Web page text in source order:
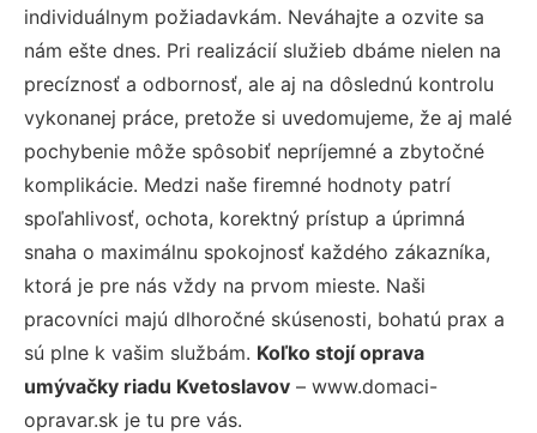
individuálnym požiadavkám. Neváhajte a ozvite sa
nám ešte dnes. Pri realizácií služieb dbáme nielen na
precíznosť a odbornosť, ale aj na dôslednú kontrolu
vykonanej práce, pretože si uvedomujeme, že aj malé
pochybenie môže spôsobiť nepríjemné a zbytočné
komplikácie. Medzi naše firemné hodnoty patrí
spoľahlivosť, ochota, korektný prístup a úprimná
snaha o maximálnu spokojnosť každého zákazníka,
ktorá je pre nás vždy na prvom mieste. Naši
pracovníci majú dlhoročné skúsenosti, bohatú prax a
sú plne k vašim službám. Koľko stojí oprava
umývačky riadu Kvetoslavov – www.domaci-
opravar.sk je tu pre vás.